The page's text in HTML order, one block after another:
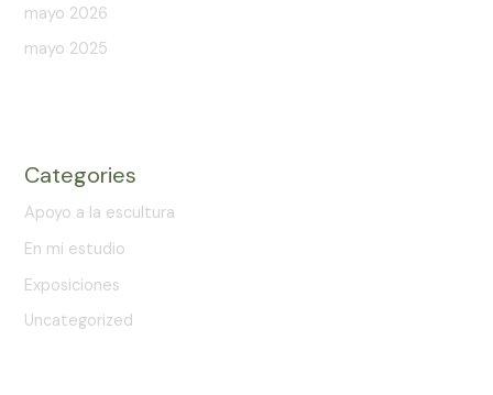
mayo 2026
mayo 2025
Categories
Apoyo a la escultura
En mi estudio
Exposiciones
Uncategorized